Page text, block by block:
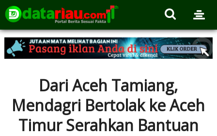
Dari Aceh Tamiang,
Mendagri Bertolak ke Aceh
Timur Serahkan Bantuan